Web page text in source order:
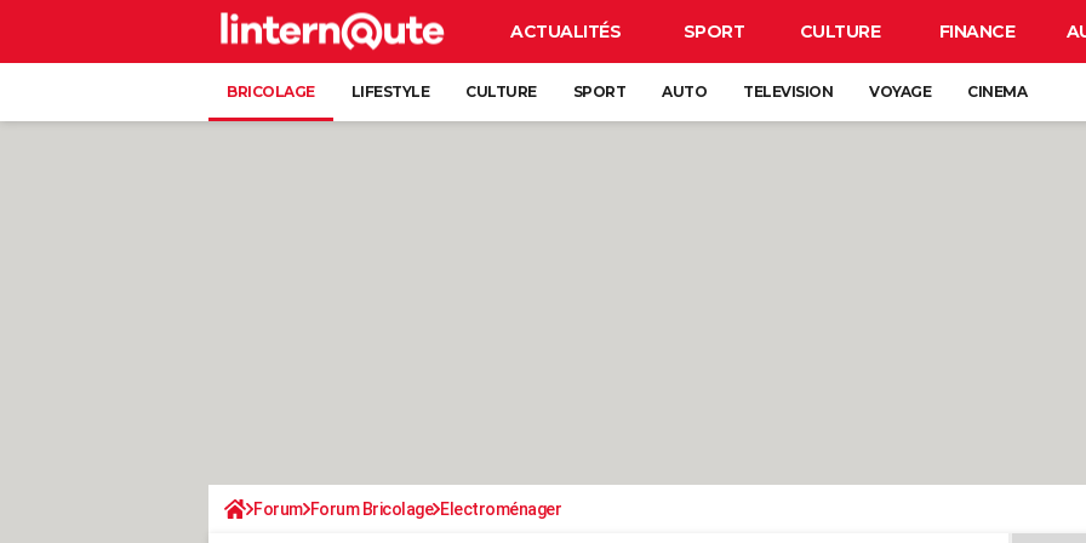
ACTUALITÉS SPORT CULTURE FINANCE
BRICOLAGE LIFESTYLE CULTURE SPORT AUTO TELEVISION VOYAGE CINEMA
Forum Forum Bricolage Electroménager